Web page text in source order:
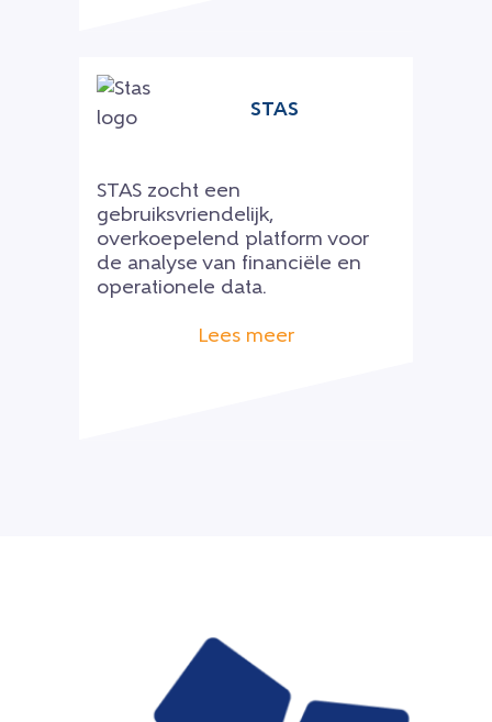
STAS
STAS zocht een
gebruiksvriendelijk,
overkoepelend platform voor
de analyse van financiële en
operationele data.
Lees meer